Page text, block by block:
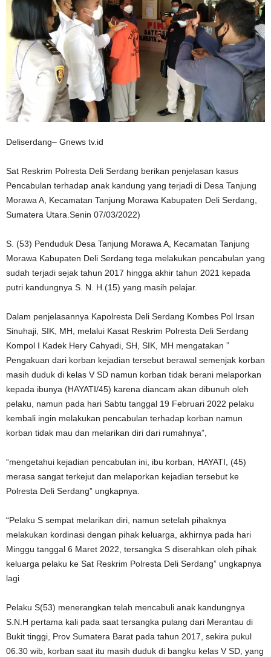
Deliserdang– Gnews tv.id
Sat Reskrim Polresta Deli Serdang berikan penjelasan kasus
Pencabulan terhadap anak kandung yang terjadi di Desa Tanjung
Morawa A, Kecamatan Tanjung Morawa Kabupaten Deli Serdang,
Sumatera Utara.Senin 07/03/2022)
S. (53) Penduduk Desa Tanjung Morawa A, Kecamatan Tanjung
Morawa Kabupaten Deli Serdang tega melakukan pencabulan yang
sudah terjadi sejak tahun 2017 hingga akhir tahun 2021 kepada
putri kandungnya S. N. H.(15) yang masih pelajar.
Dalam penjelasannya Kapolresta Deli Serdang Kombes Pol Irsan
Sinuhaji, SIK, MH, melalui Kasat Reskrim Polresta Deli Serdang
Kompol I Kadek Hery Cahyadi, SH, SIK, MH mengatakan ”
Pengakuan dari korban kejadian tersebut berawal semenjak korban
masih duduk di kelas V SD namun korban tidak berani melaporkan
kepada ibunya (HAYATI/45) karena diancam akan dibunuh oleh
pelaku, namun pada hari Sabtu tanggal 19 Februari 2022 pelaku
kembali ingin melakukan pencabulan terhadap korban namun
korban tidak mau dan melarikan diri dari rumahnya”,
“mengetahui kejadian pencabulan ini, ibu korban, HAYATI, (45)
merasa sangat terkejut dan melaporkan kejadian tersebut ke
Polresta Deli Serdang” ungkapnya.
“Pelaku S sempat melarikan diri, namun setelah pihaknya
melakukan kordinasi dengan pihak keluarga, akhirnya pada hari
Minggu tanggal 6 Maret 2022, tersangka S diserahkan oleh pihak
keluarga pelaku ke Sat Reskrim Polresta Deli Serdang” ungkapnya
lagi
Pelaku S(53) menerangkan telah mencabuli anak kandungnya
S.N.H pertama kali pada saat tersangka pulang dari Merantau di
Bukit tinggi, Prov Sumatera Barat pada tahun 2017, sekira pukul
06.30 wib, korban saat itu masih duduk di bangku kelas V SD, yang